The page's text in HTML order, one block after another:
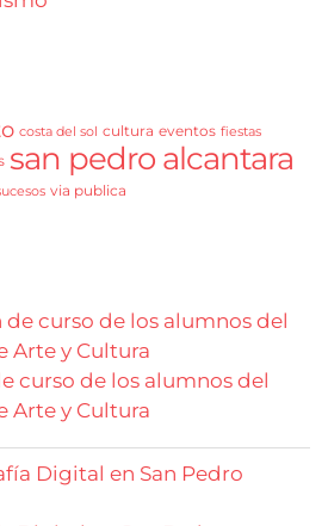
costa del sol cultura eventos fiestas
san pedro alcantara
via publica
curso de los alumnos del
Arte y Cultura